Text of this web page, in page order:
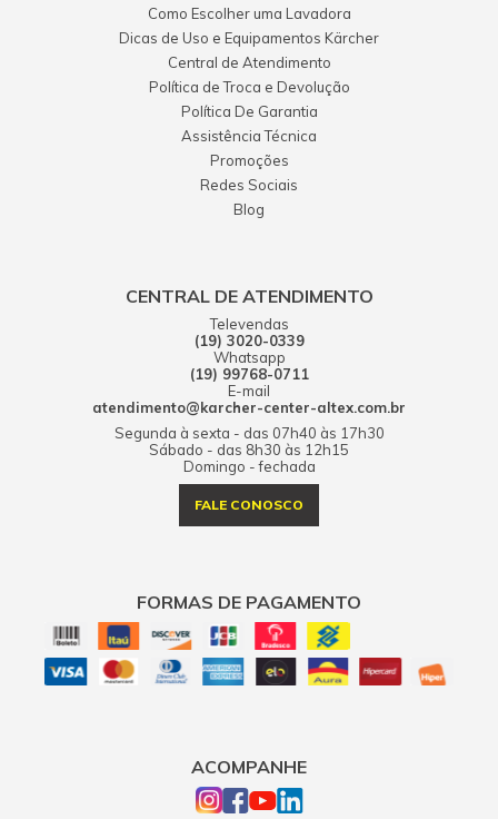
Como Escolher uma Lavadora
Dicas de Uso e Equipamentos Kärcher
Central de Atendimento
Política de Troca e Devolução
Política De Garantia
Assistência Técnica
Promoções
Redes Sociais
Blog
CENTRAL DE ATENDIMENTO
Televendas
(19) 3020-0339
Whatsapp
(19) 99768-0711
E-mail
atendimento@karcher-center-altex.com.br
Segunda à sexta - das 07h40 às 17h30
Sábado - das 8h30 às 12h15
Domingo - fechada
FALE CONOSCO
FORMAS DE PAGAMENTO
ACOMPANHE